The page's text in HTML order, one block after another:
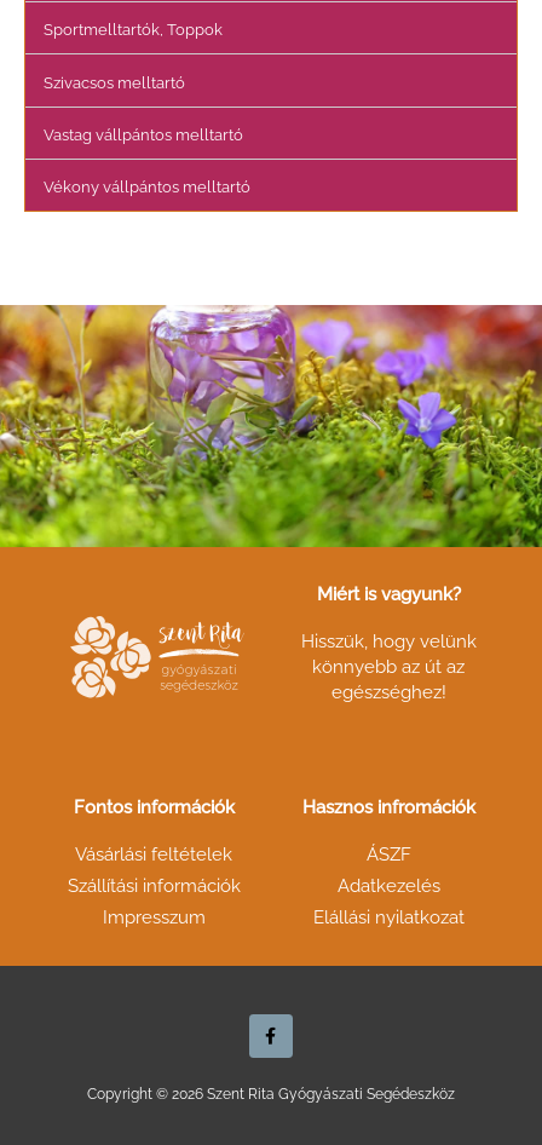
Sportmelltartók, Toppok
Szivacsos melltartó
Vastag vállpántos melltartó
Vékony vállpántos melltartó
Miért is vagyunk?
Hisszük, hogy velünk
könnyebb az út az
egészséghez!
Fontos információk
Vásárlási feltételek
Szállítási információk
Impresszum
Hasznos infromációk
ÁSZF
Adatkezelés
Elállási nyilatkozat
a
c
e
o
Copyright © 2026 Szent Rita Gyógyászati Segédeszköz